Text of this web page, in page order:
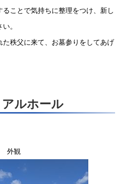
ことで気持ちに整理をつけ、新し
。
秩父に来て、お墓参りをしてあげ
ルホール
外観